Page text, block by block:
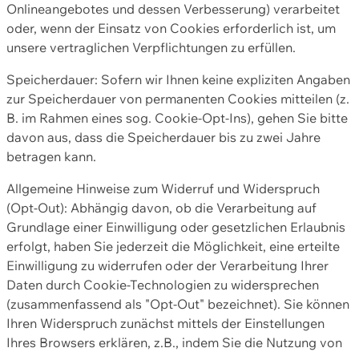
Onlineangebotes und dessen Verbesserung) verarbeitet
oder, wenn der Einsatz von Cookies erforderlich ist, um
unsere vertraglichen Verpflichtungen zu erfüllen.
Speicherdauer: Sofern wir Ihnen keine expliziten Angaben
zur Speicherdauer von permanenten Cookies mitteilen (z.
B. im Rahmen eines sog. Cookie-Opt-Ins), gehen Sie bitte
davon aus, dass die Speicherdauer bis zu zwei Jahre
betragen kann.
Allgemeine Hinweise zum Widerruf und Widerspruch
(Opt-Out): Abhängig davon, ob die Verarbeitung auf
Grundlage einer Einwilligung oder gesetzlichen Erlaubnis
erfolgt, haben Sie jederzeit die Möglichkeit, eine erteilte
Einwilligung zu widerrufen oder der Verarbeitung Ihrer
Daten durch Cookie-Technologien zu widersprechen
(zusammenfassend als "Opt-Out" bezeichnet). Sie können
Ihren Widerspruch zunächst mittels der Einstellungen
Ihres Browsers erklären, z.B., indem Sie die Nutzung von